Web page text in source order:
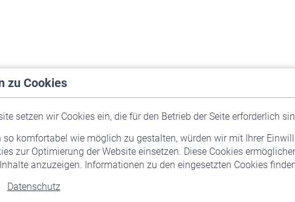
zu Cookies
setzen wir Cookies ein, die für den Betrieb der Seite erforderlich
so komfortabel wie möglich zu gestalten, würden wir mit Ihrer
zur Optimierung der Website einsetzen. Diese Cookies
anzuzeigen. Informationen zu den eingesetzten Cookies
Datenschutz